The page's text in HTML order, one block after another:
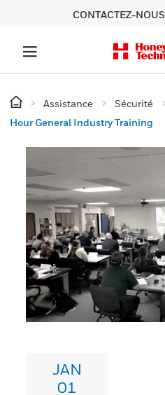
CONTACTEZ-NOUS
Assistance Sécurité
Hour General Industry Training
JAN
01